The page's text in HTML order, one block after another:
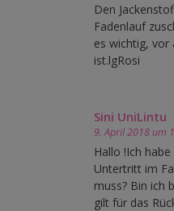
Den
Fadenlauf
es wichtig, vor
ist.lgRosi
Sini UniLintu
9. April 2018 um
Hallo !Ich
Untertritt im
muss? Bin ich
gilt für das